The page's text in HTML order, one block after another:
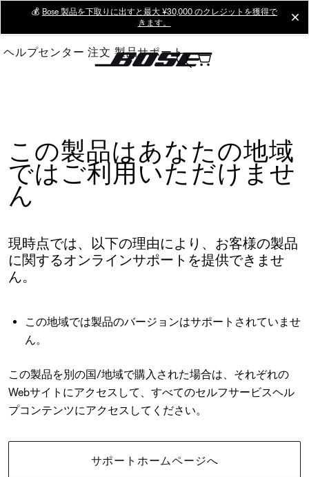
Main
💰 Bose 製品を下取りに出すと最大 ¥30,000 のクレジットを獲得で
きます。
ヘルプセンター 注文 製品サポート
この製品はあなたの地域
ではご利用いただけませ
ん
現時点では、以下の理由により、お客様の製品
に関するオンラインサポートを提供できませ
ん。
この地域では製品のバージョンはサポートされていませ
ん。
この製品を別の国/地域で購入された場合は、それぞれの
Webサイトにアクセスして、すべてのセルフサービスヘル
プコンテンツにアクセスしてください。
サポートホームページへ